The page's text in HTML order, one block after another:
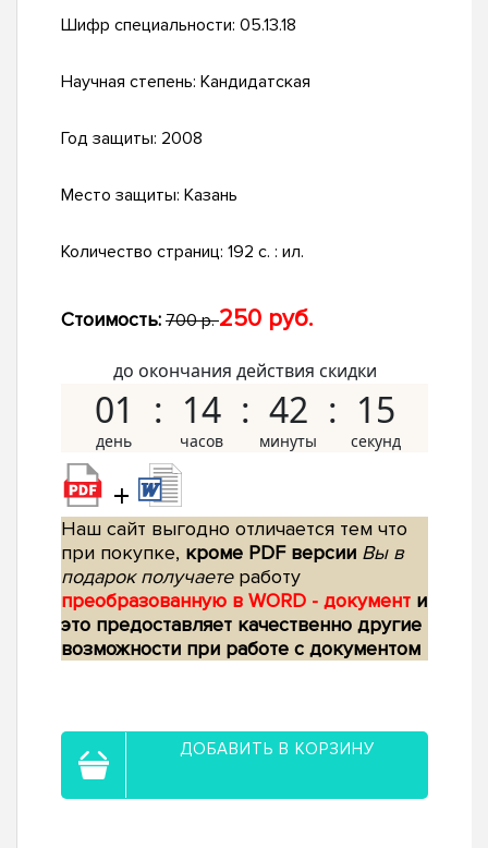
Шифр специальности: 05.13.18
Научная степень: Кандидатская
Год защиты: 2008
Место защиты: Казань
Количество страниц: 192 с. : ил.
Стоимость: 700 р.250 руб.
до окончания действия скидки
01 14 42 14
+
Наш сайт выгодно отличается тем что
при покупке, кроме PDF версии Вы в
подарок получаетеработу
преобразованную в WORD - документ и
это предоставляет качественно другие
возможности при работе с документом
ДОБАВИТЬ В КОРЗИНУ